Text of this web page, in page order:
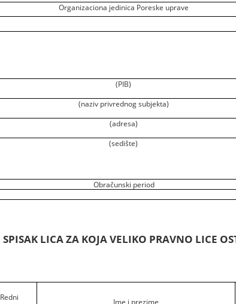
Organizaciona jedinica Poreske uprave
(PIB)
(naziv privrednog subjekta)
(adresa)
(sedište)
Obračunski period
SPISAK LICA ZA KOJA VELIKO PRAVNO LICE
Redni
Ime i prezime